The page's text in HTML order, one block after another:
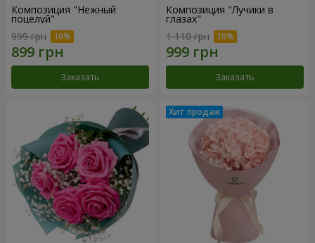
Композиция "Нежный
поцелуй"
999 грн
Заказать
Композиция "Лучики в
глазах"
1 110 грн
Заказать